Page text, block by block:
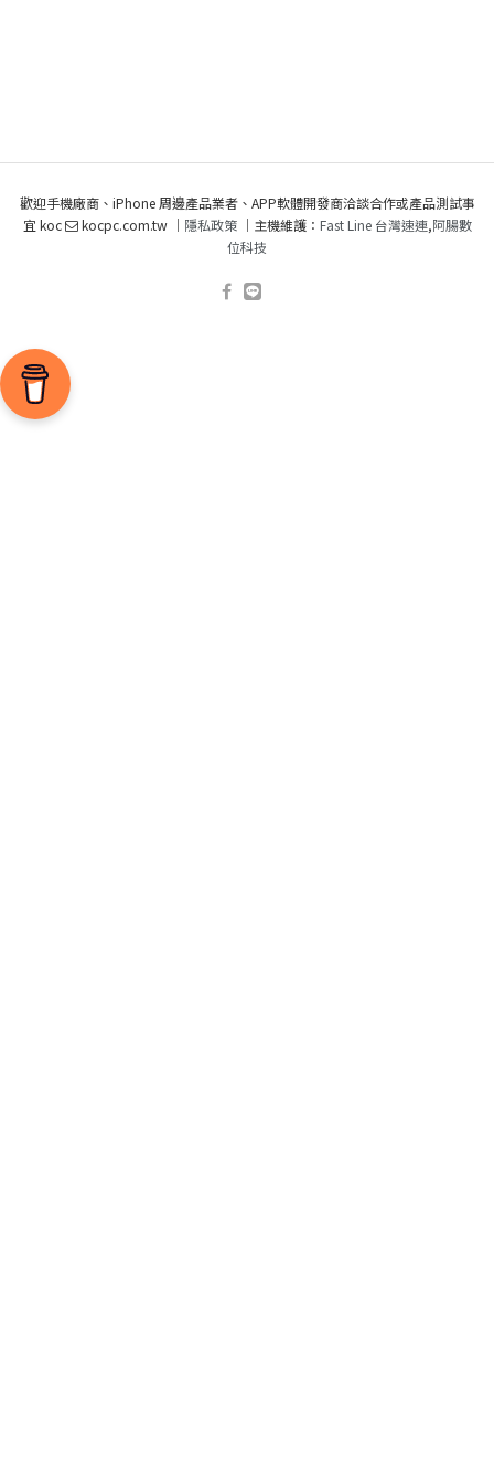
歡迎手機廠商、iPhone 周邊產品業者、APP軟體開發商洽談合作或產品測試事
宜 koc
kocpc.com.tw ｜ 隱私政策｜主機維護： Fast Line 台灣速連,阿腸數
位科技